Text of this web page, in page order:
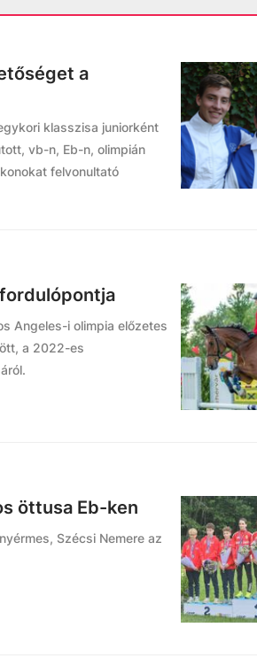
a
klasszisa juniorként
vb-n, Eb-n, olimpián
felvonultató
Angeles-i olimpia előzetes
a 2022-es
öttusa Eb-ken
Szécsi Nemere az